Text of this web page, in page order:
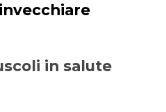
in salute